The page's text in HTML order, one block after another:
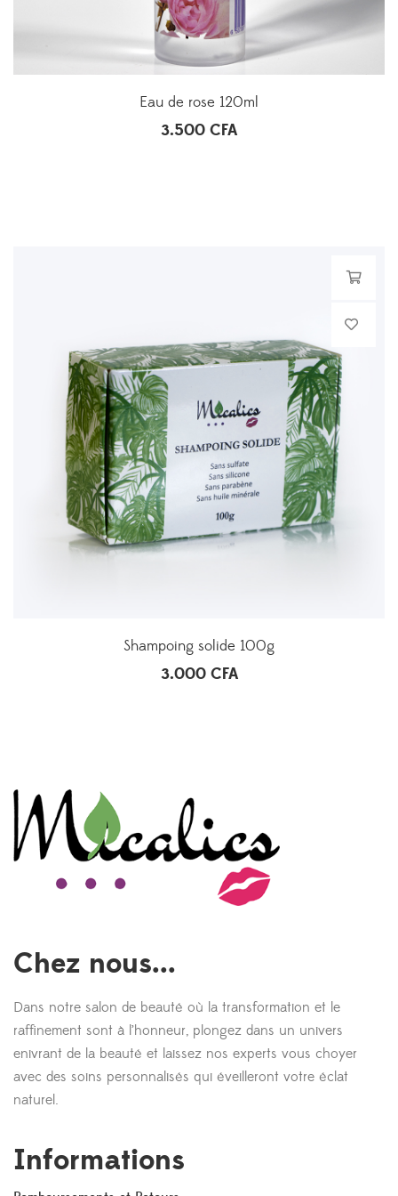
Eau de rose 120ml
3.500 CFA
Shampoing solide 100g
3.000 CFA
Chez nous...
Dans notre salon de beauté où la transformation et le
raffinement sont à l’honneur, plongez dans un univers
enivrant de la beauté et laissez nos experts vous choyer
avec des soins personnalisés qui éveilleront votre éclat
naturel.
Informations